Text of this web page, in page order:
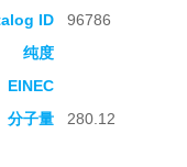
ID 96786
纯度
EINEC
分子量 280.12